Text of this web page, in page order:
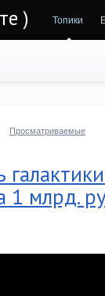
) Топики
Просматриваемые
1 млрд.